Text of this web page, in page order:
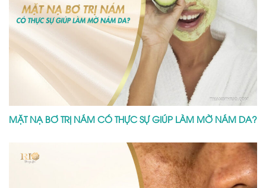
MẶT NẠ BƠ TRỊ NÁM CÓ THỰC SỰ GIÚP LÀM MỜ NÁM DA?